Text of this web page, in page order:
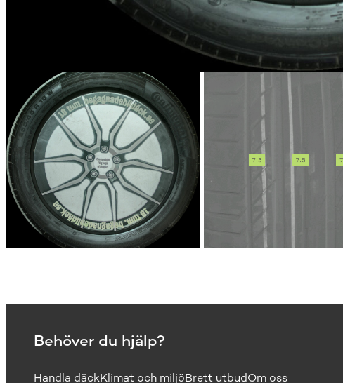
Behöver du hjälp?
Handla däckKlimat och miljöBrett utbudOm oss